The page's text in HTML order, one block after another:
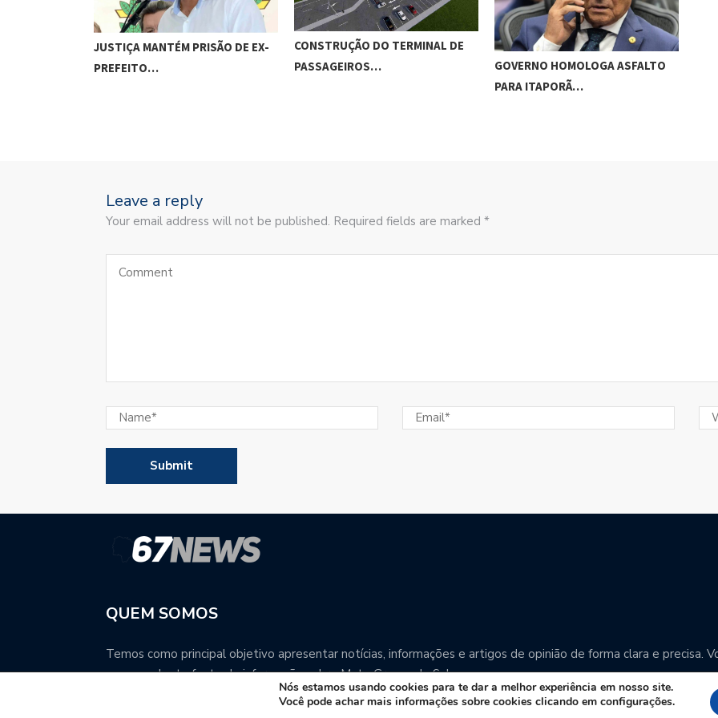
JUSTIÇA MANTÉM PRISÃO DE EX-
PREFEITO…
CONSTRUÇÃO DO TERMINAL DE
PASSAGEIROS…
GOVERNO HOMOLOGA ASFALTO
PARA ITAPORÃ…
Leave a reply
Your email address will not be published. Required fields are marked *
QUEM SOMOS
Temos como principal objetivo apresentar notícias, informações e artigos de opinião de forma clara e precisa.
uma excelente fonte de informação sobre Mato Grosso do Sul.
Contato: redacao67news@gmail.com
Nós estamos usando cookies para te dar a melhor experiência em nosso site.
Você pode achar mais informações sobre cookies clicando em configurações.